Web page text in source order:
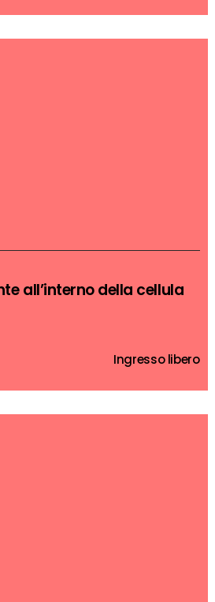
all’interno della cellula
Ingresso libero